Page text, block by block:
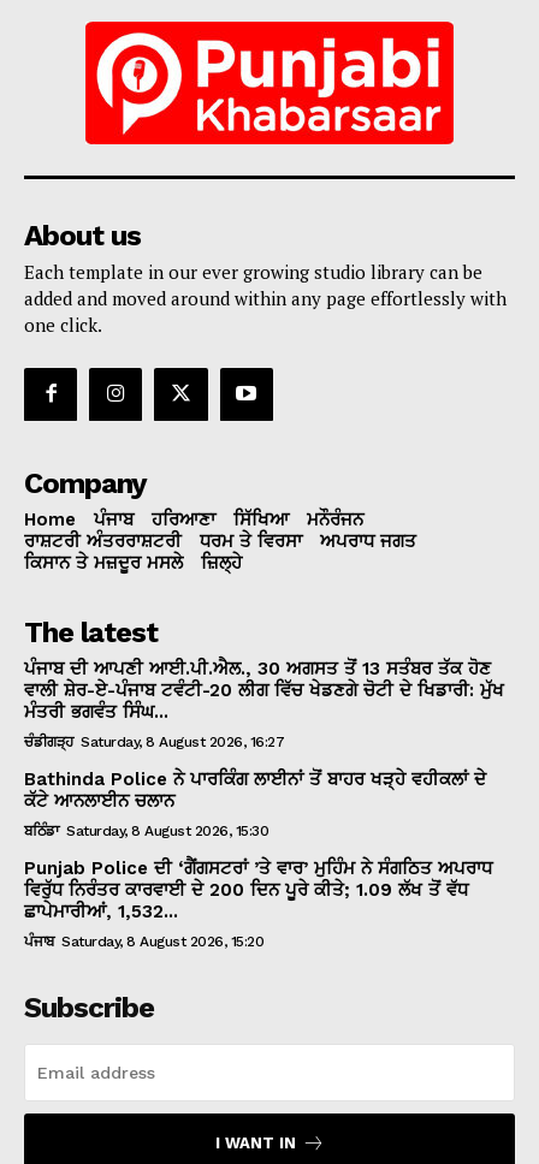
About us
Each template in our ever growing studio library can be
added and moved around within any page effortlessly with
one click.
Company
Home ਪੰਜਾਬ ਹਰਿਆਣਾ ਸਿੱਖਿਆ
ਮਨੌਰੰਜਨ
ਰਾਸ਼ਟਰੀ ਅੰਤਰਰਾਸ਼ਟਰੀ
ਧਰਮ ਤੇ ਵਿਰਸਾ
ਅਪਰਾਧ ਜਗਤ
ਕਿਸਾਨ ਤੇ ਮਜ਼ਦੂਰ ਮਸਲੇ
ਜ਼ਿਲ੍ਹੇ
The latest
ਪੰਜਾਬ ਦੀ ਆਪਣੀ ਆਈ.ਪੀ.ਐਲ., 30 ਅਗਸਤ ਤੋਂ 13 ਸਤੰਬਰ ਤੱਕ ਹੋਣ
ਵਾਲੀ ਸ਼ੇਰ-ਏ-ਪੰਜਾਬ ਟਵੰਟੀ-20 ਲੀਗ ਵਿੱਚ ਖੇਡਣਗੇ ਚੋਟੀ ਦੇ ਖਿਡਾਰੀ: ਮੁੱਖ
ਮੰਤਰੀ ਭਗਵੰਤ ਸਿੰਘ...
ਚੰਡੀਗੜ੍ਹ Saturday, 8 August 2026, 16:27
Bathinda Police ਨੇ ਪਾਰਕਿੰਗ ਲਾਈਨਾਂ ਤੋਂ ਬਾਹਰ ਖੜ੍ਹੇ ਵਹੀਕਲਾਂ ਦੇ
ਕੱਟੇ ਆਨਲਾਈਨ ਚਲਾਨ
ਬਠਿੰਡਾ Saturday, 8 August 2026, 15:30
Punjab Police ਦੀ ‘ਗੈਂਗਸਟਰਾਂ ’ਤੇ ਵਾਰ’ ਮੁਹਿੰਮ ਨੇ ਸੰਗਠਿਤ ਅਪਰਾਧ
ਵਿਰੁੱਧ ਨਿਰੰਤਰ ਕਾਰਵਾਈ ਦੇ 200 ਦਿਨ ਪੂਰੇ ਕੀਤੇ; 1.09 ਲੱਖ ਤੋਂ ਵੱਧ
ਛਾਪੇਮਾਰੀਆਂ, 1,532...
ਪੰਜਾਬ Saturday, 8 August 2026, 15:20
Subscribe
I WANT IN